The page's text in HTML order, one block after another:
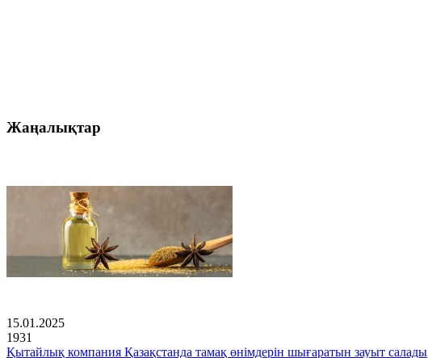
Жаңалықтар
15.01.2025
1931
Қытайлық компания Қазақстанда тамақ өнімдерін шығаратын зауыт салады